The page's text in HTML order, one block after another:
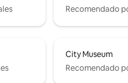
Recomendado
City Museum
Recomendado